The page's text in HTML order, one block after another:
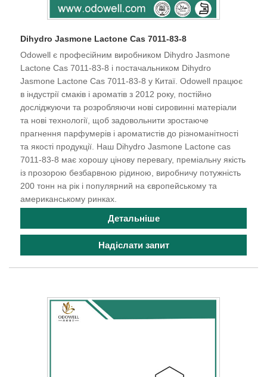
Dihydro Jasmone Lactone Cas 7011-83-8
Odowell є професійним виробником Dihydro Jasmone
Lactone Cas 7011-83-8 і постачальником Dihydro
Jasmone Lactone Cas 7011-83-8 у Китаї. Odowell працює
в індустрії смаків і ароматів з 2012 року, постійно
досліджуючи та розробляючи нові сировинні матеріали
та нові технології, щоб задовольнити зростаюче
прагнення парфумерів і ароматистів до різноманітності
та якості продукції. Наш Dihydro Jasmone Lactone cas
7011-83-8 має хорошу цінову перевагу, преміальну якість
із прозорою безбарвною рідиною, виробничу потужність
200 тонн на рік і популярний на європейському та
американському ринках.
Детальніше
Надіслати запит